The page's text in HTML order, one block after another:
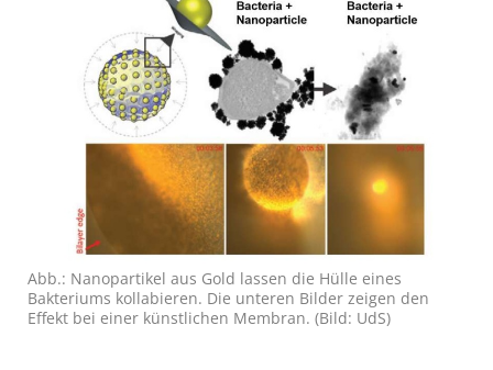
Abb.: Nanopartikel aus Gold lassen die Hülle eines
Bakteriums kolla­bieren. Die unteren Bilder zeigen den
Effekt bei einer künst­lichen Membran. (Bild: UdS)